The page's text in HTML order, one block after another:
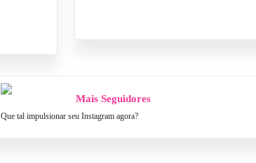
Mais Seguidores
Que tal impulsionar seu Instagram agora?